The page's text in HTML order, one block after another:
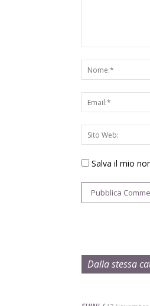
Salva il mio
Dalla stessa